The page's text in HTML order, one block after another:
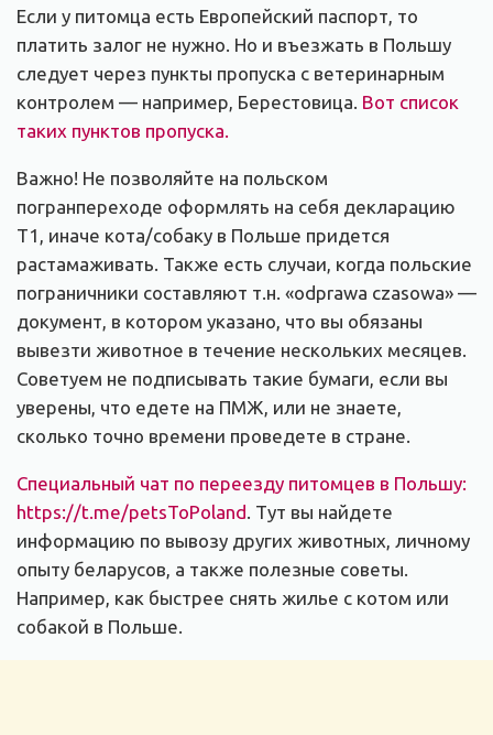
Если у питомца есть Европейский паспорт, то
платить залог не нужно. Но и въезжать в Польшу
следует через пункты пропуска с ветеринарным
контролем — например, Берестовица. Вот список
таких пунктов пропуска.
Важно! Не позволяйте на польском
погранпереходе оформлять на себя декларацию
Т1, иначе кота/собаку в Польше придется
растамаживать. Также есть случаи, когда польские
пограничники составляют т.н. «odprawa czasowa» —
документ, в котором указано, что вы обязаны
вывезти животное в течение нескольких месяцев.
Советуем не подписывать такие бумаги, если вы
уверены, что едете на ПМЖ, или не знаете,
сколько точно времени проведете в стране.
Специальный чат по переезду питомцев в Польшу:
https://t.me/petsToPoland . Тут вы найдете
информацию по вывозу других животных, личному
опыту беларусов, а также полезные советы.
Например, как быстрее снять жилье с котом или
собакой в Польше.